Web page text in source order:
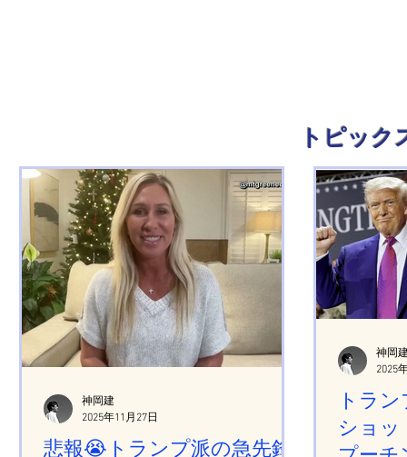
トピック
悲報😭トランプ派の急先鋒
神岡建
2025年11月27日
トラン
ショ
神岡
2025